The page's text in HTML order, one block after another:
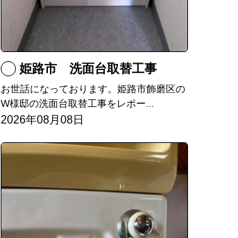
姫路市 洗面台取替工事
お世話になっております。姫路市飾磨区の
W様邸の洗面台取替工事をレポー...
2026年08月08日